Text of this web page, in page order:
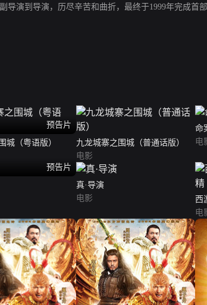
导演到导演，历尽辛苦和曲折，最终于1999年完成
的低成本恐怖片，以其诡异的气氛和悬疑的剧情引起业
预告片
城（粤语版）
九龙城寨之围城（普通话版）
电影
命
电
预告片
真·导演
电影
西
电